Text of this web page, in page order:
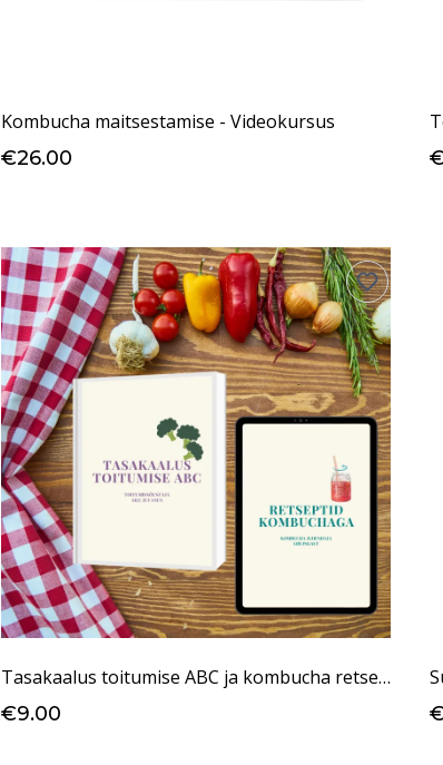
Kombucha maitsestamise - Videokursus
€26.00
Tasakaalus toitumise ABC ja kombucha retseptikogu
€9.00